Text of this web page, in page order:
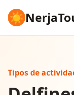
☀
Tipos de